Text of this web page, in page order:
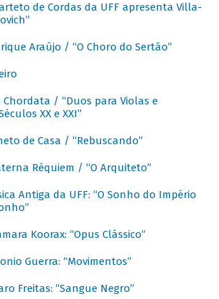
de Cordas da UFF apresenta Villa-
Araújo / “O Choro do Sertão”
Chordata / “Duos para Violas e
XX e XXI”
de Casa / “Rebuscando”
Réquiem / “O Arquiteto”
Antiga da UFF: “O Sonho do Império
Koorax: “Opus Clássico”
Guerra: “Movimentos”
Freitas: “Sangue Negro”